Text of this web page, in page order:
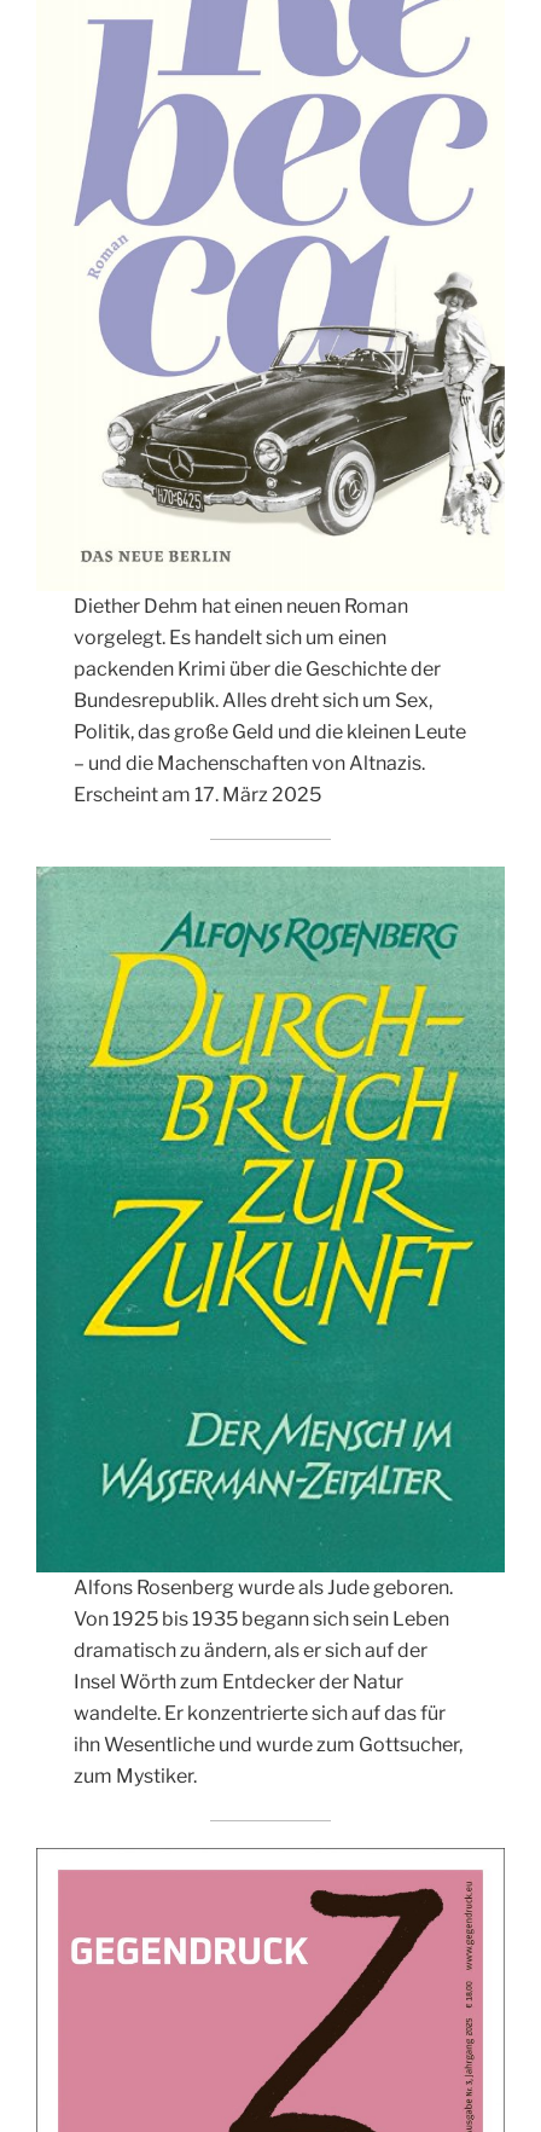
Diether Dehm hat einen neuen Roman
vorgelegt. Es handelt sich um einen
packenden Krimi über die Geschichte der
Bundesrepublik. Alles dreht sich um Sex,
Politik, das große Geld und die kleinen Leute
– und die Machenschaften von Altnazis.
Erscheint am 17. März 2025
Alfons Rosenberg wurde als Jude geboren.
Von 1925 bis 1935 begann sich sein Leben
dramatisch zu ändern, als er sich auf der
Insel Wörth zum Entdecker der Natur
wandelte. Er konzentrierte sich auf das für
ihn Wesentliche und wurde zum Gottsucher,
zum Mystiker.